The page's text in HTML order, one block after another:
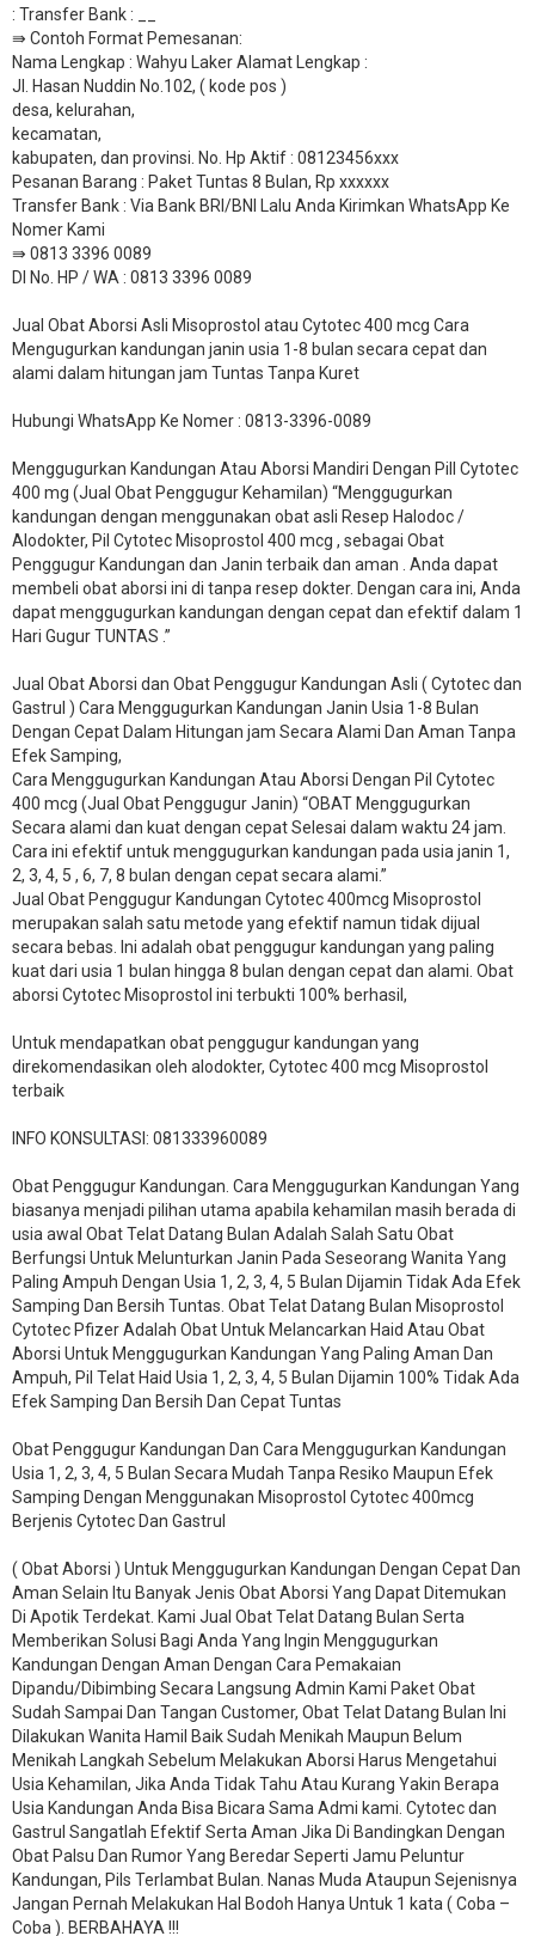
: Transfer Bank : __
​⇛ Contoh Format Pemesanan:
Nama Lengkap : Wahyu Laker Alamat Lengkap :
Jl. Hasan Nuddin No.102, ( kode pos )
desa, kelurahan,
kecamatan,
kabupaten, dan provinsi. No. Hp Aktif : 08123456xxx
Pesanan Barang : Paket Tuntas 8 Bulan, Rp xxxxxx
​Transfer Bank : Via Bank BRI/BNI Lalu Anda Kirimkan WhatsApp Ke
Nomer Kami
⇛ 0813 3396 0089
DI No. HP / WA : 0813 3396 0089
Jual Obat Aborsi Asli Misoprostol atau Cytotec 400 mcg Cara
Mengugurkan kandungan janin usia 1-8 bulan secara cepat dan
alami dalam hitungan jam Tuntas Tanpa Kuret
Hubungi WhatsApp Ke Nomer : 0813-3396-0089​
Menggugurkan Kandungan Atau Aborsi Mandiri Dengan Pill Cytotec
400 mg (Jual Obat Penggugur Kehamilan) “Menggugurkan
kandungan dengan menggunakan obat asli Resep Halodoc /
Alodokter, Pil Cytotec Misoprostol 400 mcg , sebagai Obat
Penggugur Kandungan dan Janin terbaik dan aman . Anda dapat
membeli obat aborsi ini di tanpa resep dokter. Dengan cara ini, Anda
dapat menggugurkan kandungan dengan cepat dan efektif dalam 1
Hari Gugur TUNTAS .”
Jual Obat Aborsi dan Obat Penggugur Kandungan Asli ( Cytotec dan
Gastrul ) Cara Menggugurkan Kandungan Janin Usia 1-8 Bulan
Dengan Cepat Dalam Hitungan jam Secara Alami Dan Aman Tanpa
Efek Samping,
Cara Menggugurkan Kandungan Atau Aborsi Dengan Pil Cytotec
400 mcg (Jual Obat Penggugur Janin) “OBAT Menggugurkan
Secara alami dan kuat dengan cepat Selesai dalam waktu 24 jam.
Cara ini efektif untuk menggugurkan kandungan pada usia janin 1,
2, 3, 4, 5 , 6, 7, 8 bulan dengan cepat secara alami.”
Jual Obat Penggugur Kandungan Cytotec 400mcg Misoprostol
merupakan salah satu metode yang efektif namun tidak dijual
secara bebas. Ini adalah obat penggugur kandungan yang paling
kuat dari usia 1 bulan hingga 8 bulan dengan cepat dan alami. Obat
aborsi Cytotec Misoprostol ini terbukti 100% berhasil,
Untuk mendapatkan obat penggugur kandungan yang
direkomendasikan oleh alodokter, Cytotec 400 mcg Misoprostol
terbaik
INFO KONSULTASI: 081333960089
​Obat Penggugur Kandungan. Cara Menggugurkan Kandungan Yang
biasanya menjadi pilihan utama apabila kehamilan masih berada di
usia awal Obat Telat Datang Bulan Adalah Salah Satu Obat
Berfungsi Untuk Melunturkan Janin Pada Seseorang Wanita Yang
Paling Ampuh Dengan Usia 1, 2, 3, 4, 5 Bulan Dijamin Tidak Ada Efek
Samping Dan Bersih Tuntas. Obat Telat Datang Bulan Misoprostol
Cytotec Pfizer Adalah Obat Untuk Melancarkan Haid Atau Obat
Aborsi Untuk Menggugurkan Kandungan Yang Paling Aman Dan
Ampuh, Pil Telat Haid Usia 1, 2, 3, 4, 5 Bulan Dijamin 100% Tidak Ada
Efek Samping Dan Bersih Dan Cepat Tuntas
Obat Penggugur Kandungan Dan Cara Menggugurkan Kandungan
Usia 1, 2, 3, 4, 5 Bulan Secara Mudah Tanpa Resiko Maupun Efek
Samping Dengan Menggunakan Misoprostol Cytotec 400mcg
Berjenis Cytotec Dan Gastrul
( Obat Aborsi ) Untuk Menggugurkan Kandungan Dengan Cepat Dan
Aman Selain Itu Banyak Jenis Obat Aborsi Yang Dapat Ditemukan
Di Apotik Terdekat. Kami Jual Obat Telat Datang Bulan Serta
Memberikan Solusi Bagi Anda Yang Ingin Menggugurkan
Kandungan Dengan Aman Dengan Cara Pemakaian
Dipandu/Dibimbing Secara Langsung Admin Kami Paket Obat
Sudah Sampai Dan Tangan Customer, Obat Telat Datang Bulan Ini
Dilakukan Wanita Hamil Baik Sudah Menikah Maupun Belum
Menikah Langkah Sebelum Melakukan Aborsi Harus Mengetahui
Usia Kehamilan, Jika Anda Tidak Tahu Atau Kurang Yakin Berapa
Usia Kandungan Anda Bisa Bicara Sama Admi kami. Cytotec dan
Gastrul Sangatlah Efektif Serta Aman Jika Di Bandingkan Dengan
Obat Palsu Dan Rumor Yang Beredar Seperti Jamu Peluntur
Kandungan, Pils Terlambat Bulan. Nanas Muda Ataupun Sejenisnya
Jangan Pernah Melakukan Hal Bodoh Hanya Untuk 1 kata ( Coba –
Coba ). BERBAHAYA !!!